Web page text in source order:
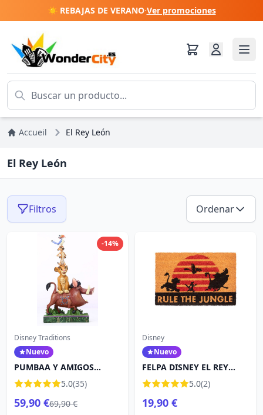
☀️ REBAJAS DE VERANO·Ver promociones
Accueil El Rey León
El Rey León
Filtros Ordenar
-14%
Disney Traditions
Nuevo
PUMBAA Y AMIGOS
FORMAN UNA TORRE -
DISNEY TRADITIONS
5.0(35)
59,90 €69,90 €
Disney
Nuevo
FELPA DISNEY EL REY
LEÓN RULE THE JUNGLE
5.0(2)
19,90 €